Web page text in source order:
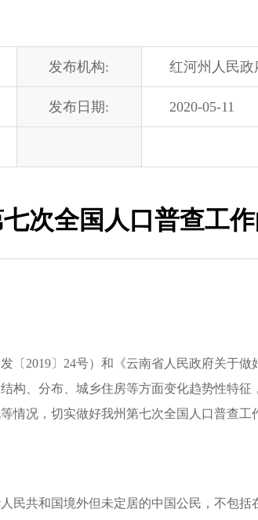
发布机构: 红河州人民政
发布日期: 2020-05-11
次全国人口普查工
2019〕24号）和《云南省人民政府关于做
构、分布、城乡住房等方面变化趋势性特
况，切实做好我州第七次全国人口普查工
共和国境外但未定居的中国公民，不包括